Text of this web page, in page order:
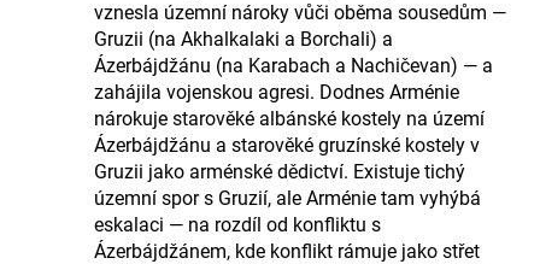
vznesla územní nároky vůči oběma sousedům —
Gruzii (na Akhalkalaki a Borchali) a
Ázerbájdžánu (na Karabach a Nachičevan) — a
zahájila vojenskou agresi. Dodnes Arménie
nárokuje starověké albánské kostely na území
Ázerbájdžánu a starověké gruzínské kostely v
Gruzii jako arménské dědictví. Existuje tichý
územní spor s Gruzií, ale Arménie tam vyhýbá
eskalaci — na rozdíl od konfliktu s
Ázerbájdžánem, kde konflikt rámuje jako střet